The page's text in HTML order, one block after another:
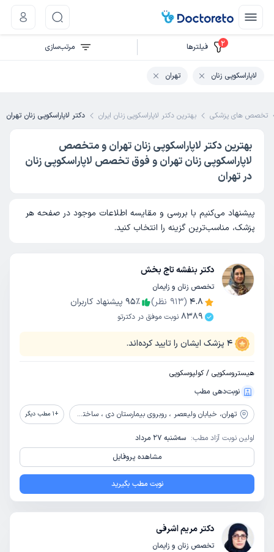
تخصص های پزشکی بهترین دکتر لاپاراسکوپی زنان ایران دکتر لاپاراسکوپی زنان تهران
بهترین دکتر لاپاراسکوپی زنان تهران و متخصص
لاپاراسکوپی زنان تهران و فوق تخصص لاپاراسکوپی زنان
در تهران
پیشنهاد می‌کنیم با بررسی و مقایسه اطلاعات موجود در صفحه هر
پزشک، مناسب‌ترین گزینه را انتخاب کنید.
دکتر بنفشه تاج بخش
تخصص زنان و زایمان
4.8
(
913 نظر) 95٪
پیشنهاد کاربران
8389 نوبت موفق در دکترتو
4 پزشک ایشان را تایید کرده‌اند.
هیستروسکوپی / کولپوسکوپی
نوبت‌دهی مطب
تهران، خیابان ولیعصر ، روبروی بیمارستان دی ، ساختمان پزشکان 2000 ، طبقه 6 +
1 مطب دیگر
اولین نوبت آزاد مطب: سه‌شنبه 27 مرداد
مشاهده پروفایل
نوبت مطب بگیرید
دکتر مریم اشرفی
تخصص زنان و زایمان
2 فیلتر‌ها مرتب‌سازی
لاپاراسکوپی زنان تهران